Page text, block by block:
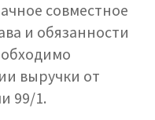
совместное
и обязанности
выручки от
99/1.